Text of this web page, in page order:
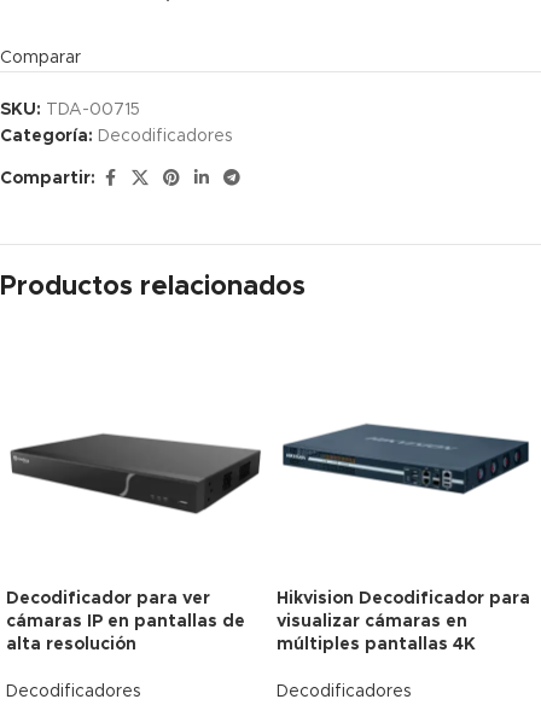
Comparar
SKU:
TDA-00715
Categoría: Decodificadores
Compartir:
Productos relacionados
-6%
Agotado
Decodificador para ver
cámaras IP en pantallas de
alta resolución
Decodificadores
-6%
Envío Gratis
Hikvision Decodificador para
visualizar cámaras en
múltiples pantallas 4K
Decodificadores